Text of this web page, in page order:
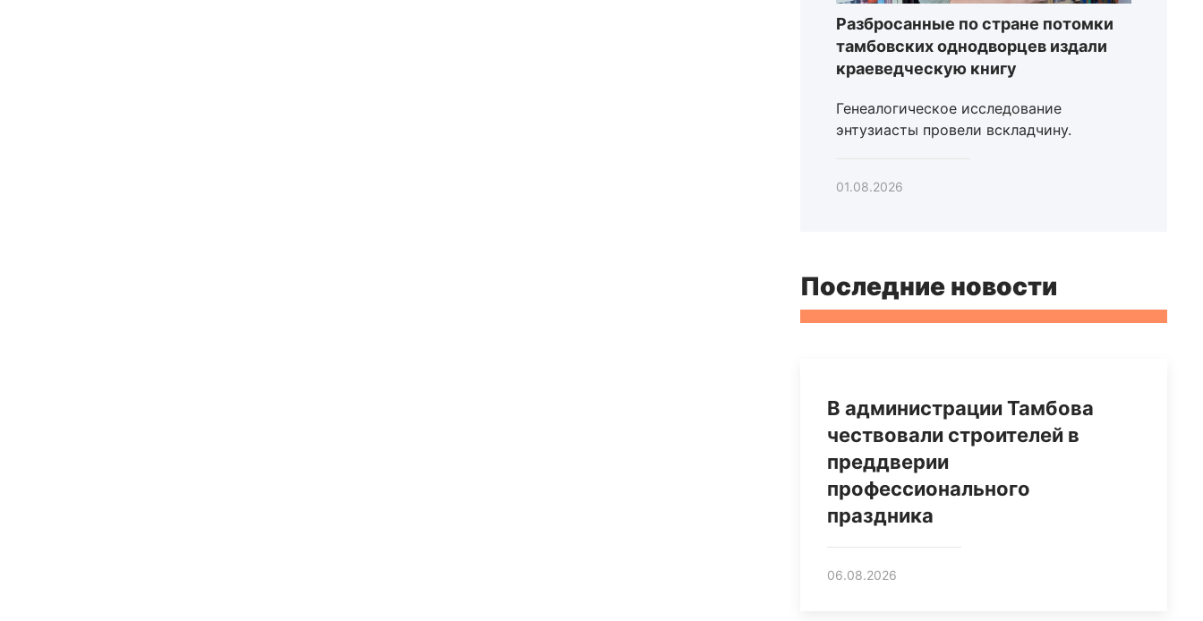
Разбросанные по стране потомки
тамбовских однодворцев издали
краеведческую книгу
Генеалогическое исследование
энтузиасты провели вскладчину.
01.08.2026
Последние новости
В администрации Тамбова
чествовали строителей в
преддверии
профессионального
праздника
06.08.2026